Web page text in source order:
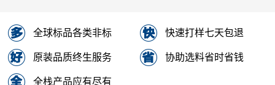
全球标品各类非标 快速打样七天包退
原装品质终生服务 协助选料省时省钱
全栈产品应有尽有